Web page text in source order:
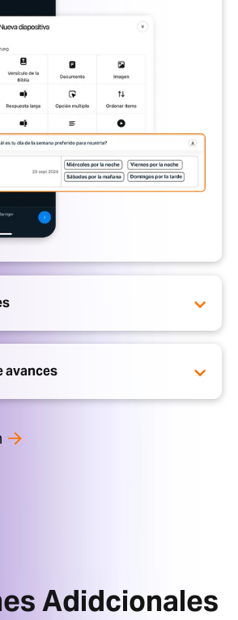
avances
Adidcionales